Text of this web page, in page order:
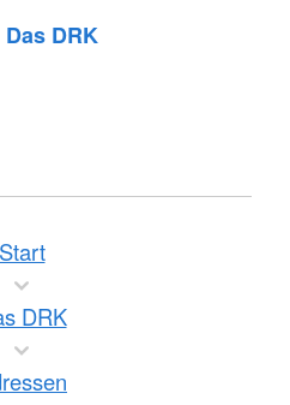
Das DRK
Start
DRK